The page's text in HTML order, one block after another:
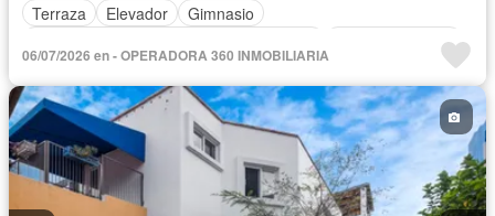
Terraza
Elevador
Gimnasio
Cocina equipada
Circuito cerrado de televisión
Electricidad
Agua
Cancha de tenis
Gas natural Asador
Zonas verdes
Recámara con closet
Caseta de vigilancia Sin amueblar
06/07/2026 en - OPERADORA 360 INMOBILIARIA